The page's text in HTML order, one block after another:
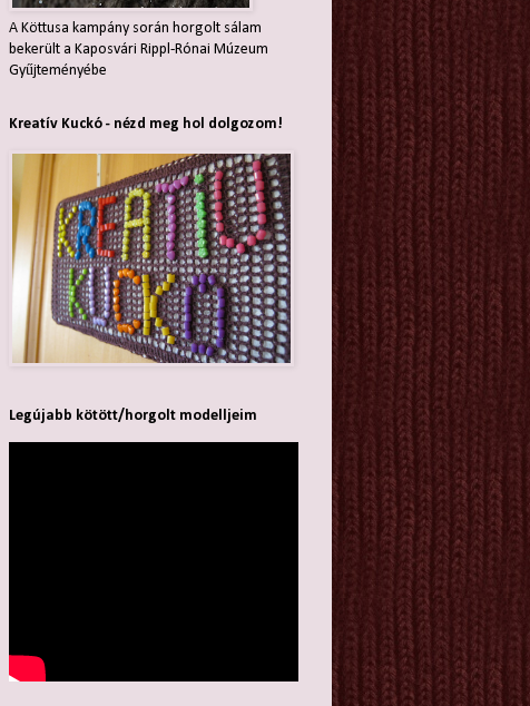
A Köttusa kampány során horgolt sálam
bekerült a Kaposvári Rippl-Rónai Múzeum
Gyűjteményébe
Kreatív Kuckó - nézd meg hol dolgozom!
Legújabb kötött/horgolt modelljeim